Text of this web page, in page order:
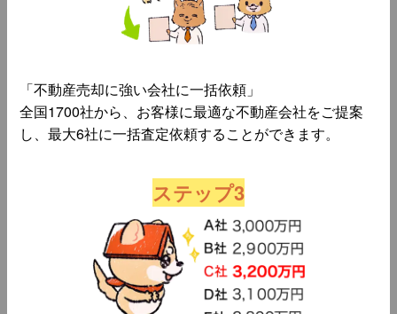
「不動産売却に強い会社に一括依頼」
全国1700社から、お客様に最適な不動産会社をご提案
し、最大6社に一括査定依頼することができます。
ステップ3